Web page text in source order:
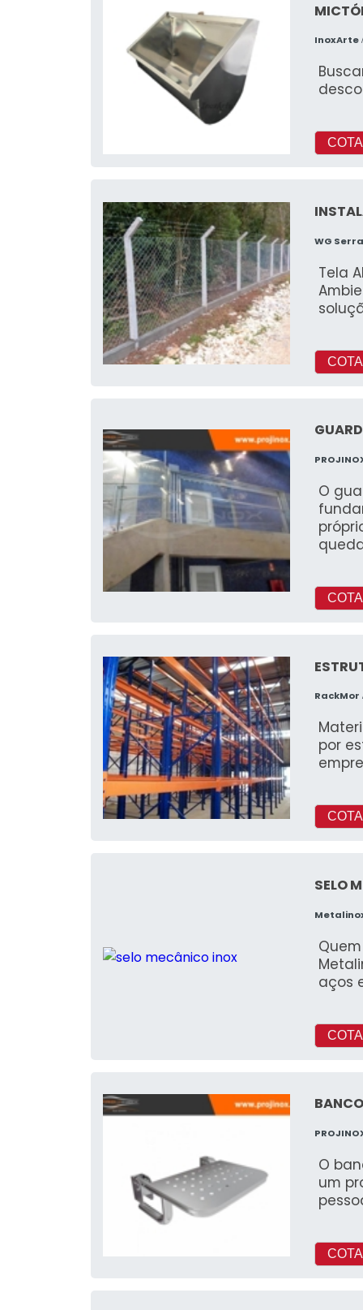
InoxArte
WG
Tela
O
RackMor
por
SELO
aços
O
um